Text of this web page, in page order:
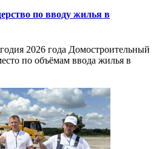
по вводу жилья в
2026 года Домостроительный
по объёмам ввода жилья в